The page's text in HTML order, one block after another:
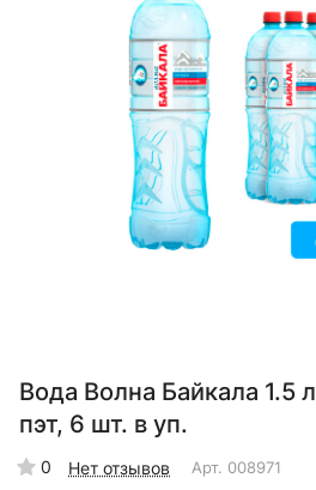
Вода Волна Байкала 1.5
пэт, 6 шт. в уп.
0 Нет отзывов Арт. 008971